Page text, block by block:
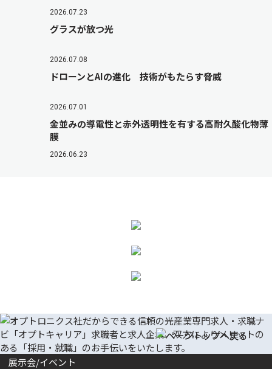
2026.07.23
グラスが放つ光
2026.07.08
ドローンとAIの進化 技術がもたらす脅威
2026.07.01
金並みの導電性と赤外透明性を有する高耐久酸化物薄
膜
2026.06.23
展示会/イベント